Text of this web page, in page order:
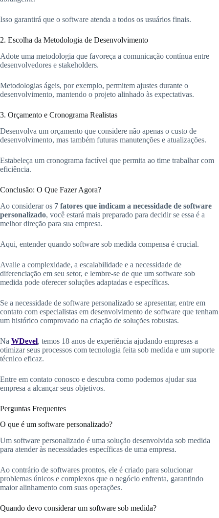
Isso garantirá que o software atenda a todos os usuários finais.
2. Escolha da Metodologia de Desenvolvimento
Adote uma metodologia que favoreça a comunicação contínua entre
desenvolvedores e stakeholders.
Metodologias ágeis, por exemplo, permitem ajustes durante o
desenvolvimento, mantendo o projeto alinhado às expectativas.
3. Orçamento e Cronograma Realistas
Desenvolva um orçamento que considere não apenas o custo de
desenvolvimento, mas também futuras manutenções e atualizações.
Estabeleça um cronograma factível que permita ao time trabalhar com
eficiência.
Conclusão: O Que Fazer Agora?
Ao considerar os 7 fatores que indicam a necessidade de software
personalizado, você estará mais preparado para decidir se essa é a
melhor direção para sua empresa.
Aqui, entender quando software sob medida compensa é crucial.
Avalie a complexidade, a escalabilidade e a necessidade de
diferenciação em seu setor, e lembre-se de que um software sob
medida pode oferecer soluções adaptadas e específicas.
Se a necessidade de software personalizado se apresentar, entre em
contato com especialistas em desenvolvimento de software que tenham
um histórico comprovado na criação de soluções robustas.
Na WDevel, temos 18 anos de experiência ajudando empresas a
otimizar seus processos com tecnologia feita sob medida e um suporte
técnico eficaz.
Entre em contato conosco e descubra como podemos ajudar sua
empresa a alcançar seus objetivos.
Perguntas Frequentes
O que é um software personalizado?
Um software personalizado é uma solução desenvolvida sob medida
para atender às necessidades específicas de uma empresa.
Ao contrário de softwares prontos, ele é criado para solucionar
problemas únicos e complexos que o negócio enfrenta, garantindo
maior alinhamento com suas operações.
Quando devo considerar um software sob medida?